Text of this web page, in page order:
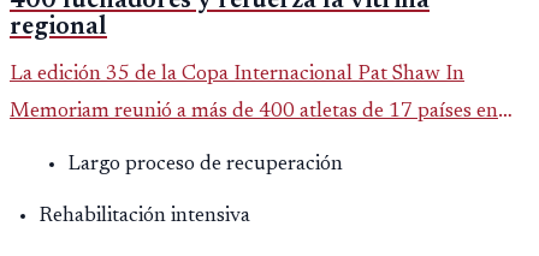
regional
La edición 35 de la Copa Internacional Pat Shaw In
Memoriam reunió a más de 400 atletas de 17 países en
Guatemala y dejó una participación destacada de la
Largo proceso de recuperación
Rehabilitación intensiva